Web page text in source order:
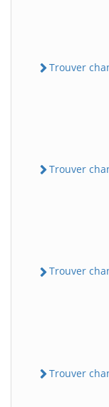
Trouver
Trouver
Trouver
Trouver